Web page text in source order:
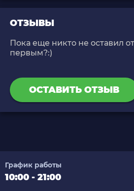
ОТЗЫВЫ
Пока еще никто не оставил
первым?:)
ОСТАВИТЬ ОТЗЫВ
График работы
10:00 - 21:00